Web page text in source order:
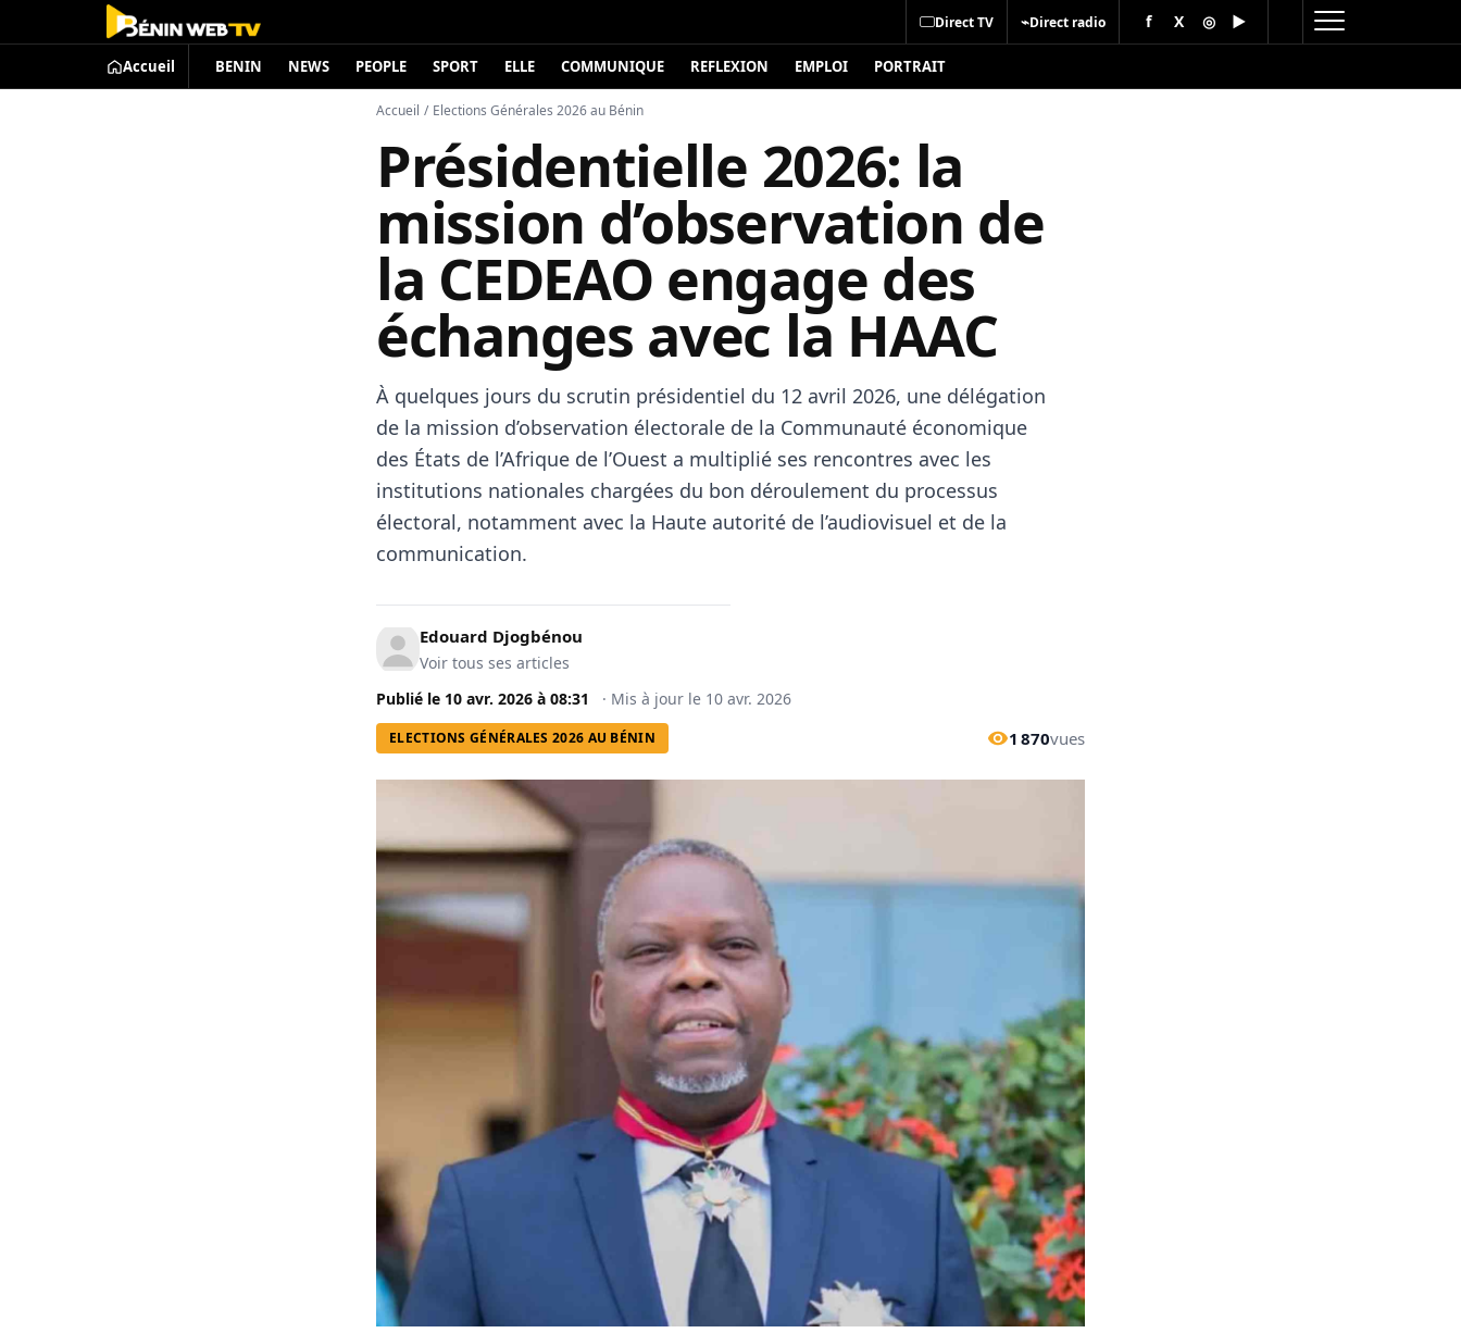
Direct TV ⌁Direct radio f X ◎ ▶
Accueil BENIN NEWS PEOPLE SPORT ELLE COMMUNIQUE REFLEXION EMPLOI PORTRAIT
Accueil / Elections Générales 2026 au Bénin
Présidentielle 2026: la
mission d’observation de
la CEDEAO engage des
échanges avec la HAAC
À quelques jours du scrutin présidentiel du 12 avril 2026, une délégation
de la mission d’observation électorale de la Communauté économique
des États de l’Afrique de l’Ouest a multiplié ses rencontres avec les
institutions nationales chargées du bon déroulement du processus
électoral, notamment avec la Haute autorité de l’audiovisuel et de la
communication.
Edouard Djogbénou
Voir tous ses articles
Publié le 10 avr. 2026 à 08:31 · Mis à jour le 10 avr. 2026
ELECTIONS GÉNÉRALES 2026 AU BÉNIN 1 870vues